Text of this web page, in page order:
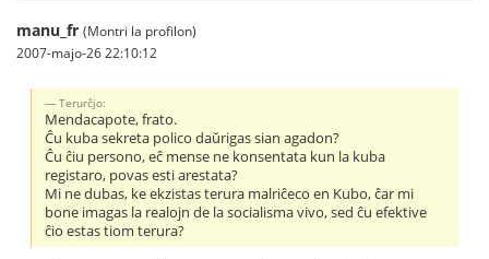
manu_fr (Montri la profilon)
2007-majo-26 22:10:12
Terurĉjo:
Mendacapote, frato.
Ĉu kuba sekreta polico daŭrigas sian agadon?
Ĉu ĉiu persono, eĉ mense ne konsentata kun la kuba
registaro, povas esti arestata?
Mi ne dubas, ke ekzistas terura malriĉeco en Kubo, ĉar mi
bone imagas la realojn de la socialisma vivo, sed ĉu efektive
ĉio estas tiom terura?